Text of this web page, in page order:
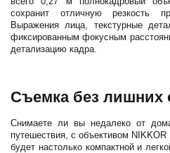
сохранит отличную резкость
Выражения лица, текстурные
фиксированным фокусным
детализацию кадра.
Съемка без лишних
Снимаете ли вы недалеко от
путешествия, с объективом
будет настолько компактной и